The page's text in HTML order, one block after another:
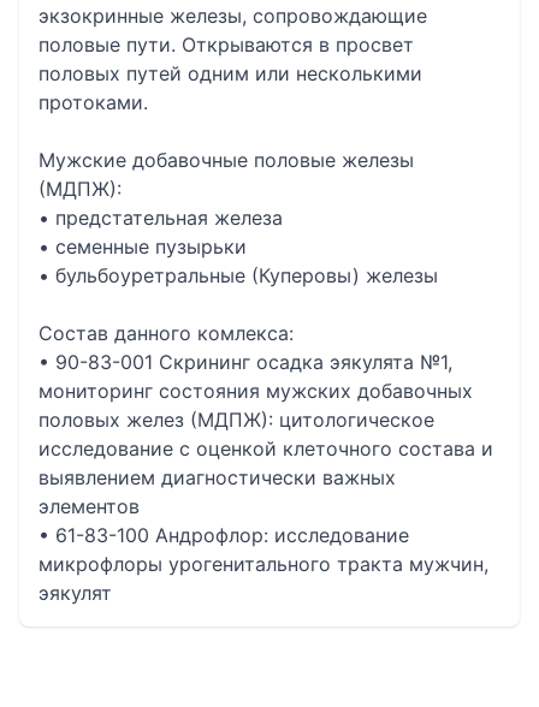
экзокринные железы, сопровождающие
половые пути. Открываются в просвет
половых путей одним или несколькими
протоками.
Мужские добавочные половые железы
(МДПЖ):
• предстательная железа
• семенные пузырьки
• бульбоуретральные (Куперовы) железы
Состав данного комлекса:
• 90-83-001 Скрининг осадка эякулята №1,
мониторинг состояния мужских добавочных
половых желез (МДПЖ): цитологическое
исследование с оценкой клеточного состава и
выявлением диагностически важных
элементов
• 61-83-100 Андрофлор: исследование
микрофлоры урогенитального тракта мужчин,
эякулят